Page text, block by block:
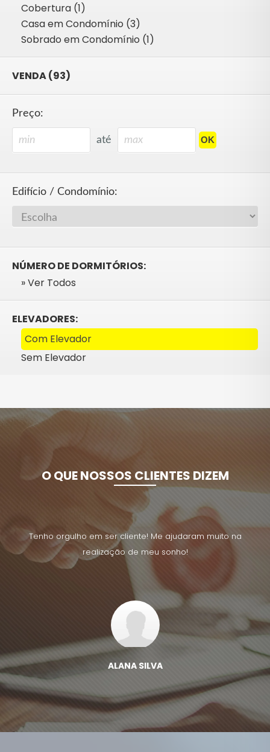
Cobertura (1)
Casa em Condomínio (3)
Sobrado em Condomínio (1)
VENDA (93)
Preço:
até
Edifício / Condomínio:
NÚMERO DE DORMITÓRIOS:
» Ver Todos
ELEVADORES:
Com Elevador
Sem Elevador
O QUE NOSSOS CLIENTES DIZEM
Tenho orgulho em ser cliente! Me ajudaram muito na
realização de meu sonho!
ALANA SILVA